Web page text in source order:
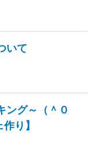
いて
ング～（＾０
り】